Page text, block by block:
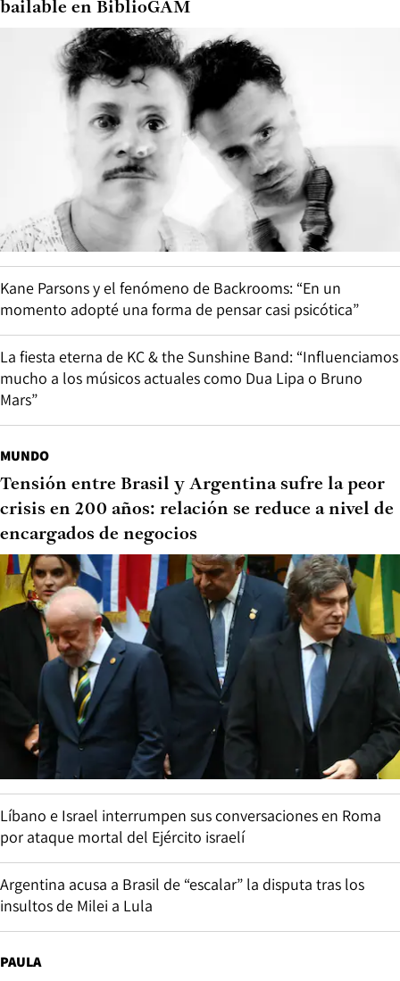
bailable en BiblioGAM
Kane Parsons y el fenómeno de Backrooms: “En un
momento adopté una forma de pensar casi psicótica”
La fiesta eterna de KC & the Sunshine Band: “Influenciamos
mucho a los músicos actuales como Dua Lipa o Bruno
Mars”
MUNDO
Tensión entre Brasil y Argentina sufre la peor
crisis en 200 años: relación se reduce a nivel de
encargados de negocios
Líbano e Israel interrumpen sus conversaciones en Roma
por ataque mortal del Ejército israelí
Argentina acusa a Brasil de “escalar” la disputa tras los
insultos de Milei a Lula
PAULA